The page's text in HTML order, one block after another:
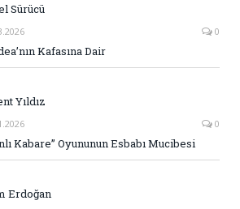
Sürücü
0
Kafasına Dair
Yıldız
0
Kabare” Oyununun Esbabı Mucibesi
Erdoğan